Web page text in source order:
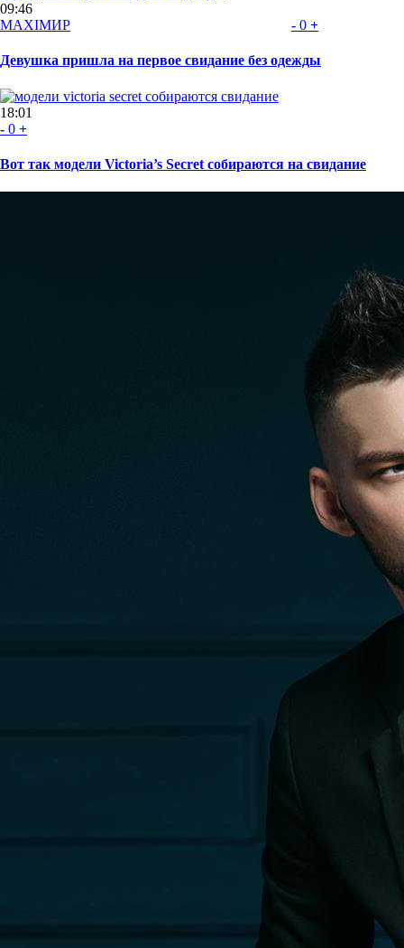
09:46
MAXIMИР
- 0 +
Девушка пришла на первое свидание без одежды
18:01
- 0 +
Вот так модели Victoria’s Secret собираются на свидание